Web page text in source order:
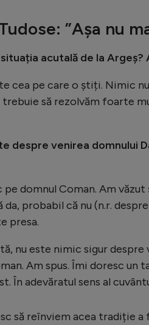
”Așa nu
acutală de la
cea pe care o știți. Nimic
trebuie să rezolvăm foarte
despre venirea domnului
pe domnul Coman. Am
da, probabil că nu (n.r.
presa.
nu este nimic sigur
Am spus. Îmi doresc un
În adevăratul sens al
să reînviem acea tradiție